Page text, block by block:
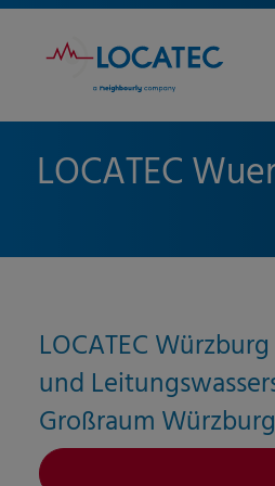
LOCATEC
LOCATEC
und
Großraum Würzburg